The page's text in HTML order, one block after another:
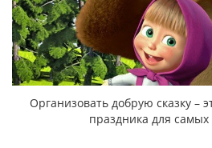
Организовать добрую сказку –
праздника для